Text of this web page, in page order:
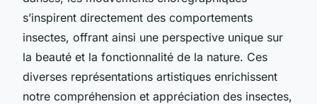
s’inspirent directement des comportements
insectes, offrant ainsi une perspective unique sur
la beauté et la fonctionnalité de la nature. Ces
diverses représentations artistiques enrichissent
notre compréhension et appréciation des insectes,